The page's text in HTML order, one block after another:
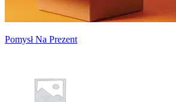
Pomysł Na Prezent